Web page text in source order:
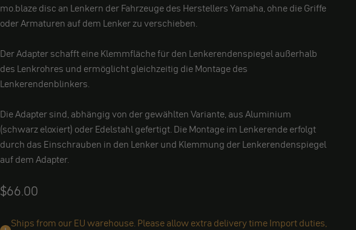
mo.blaze disc an Lenkern der Fahrzeuge des HerstellersYamaha, ohne die Griffe
oder Armaturen auf dem Lenker zu verschieben.
Der Adapter schafft eine Klemmfläche für den Lenkerendenspiegel außerhalb
des Lenkrohres und ermöglicht gleichzeitig die Montage des
Lenkerendenblinkers.
Die Adapter sind, abhängig von der gewählten Variante, aus Aluminium
(schwarz eloxiert) oder Edelstahl gefertigt. Die Montage im Lenkerende erfolgt
durch das Einschrauben in den Lenker und Klemmung der Lenkerendenspiegel
auf dem Adapter.
Angebot
$66.00
Ships from our EU warehouse. Please allow extra delivery time Import duties,